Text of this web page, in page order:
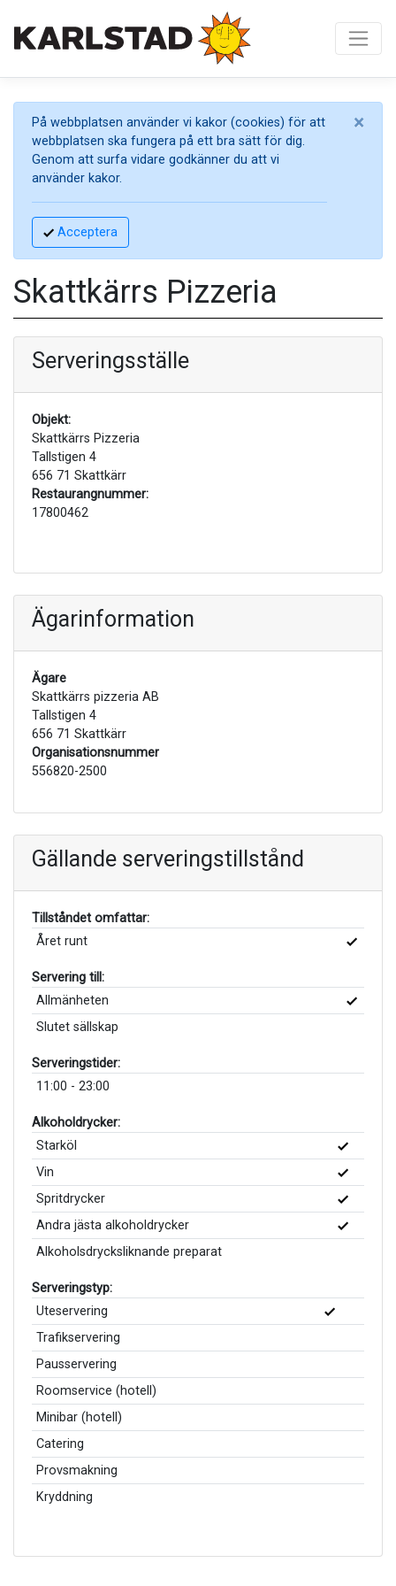
På webbplatsen använder vi kakor (cookies) för att
webbplatsen ska fungera på ett bra sätt för dig.
Genom att surfa vidare godkänner du att vi
använder kakor.
Acceptera
×
Skattkärrs Pizzeria
Serveringsställe
Objekt:
Skattkärrs Pizzeria
Tallstigen 4
656 71 Skattkärr
Restaurangnummer:
17800462
Ägarinformation
Ägare
Skattkärrs pizzeria AB
Tallstigen 4
656 71 Skattkärr
Organisationsnummer
556820-2500
Gällande serveringstillstånd
Tillståndet omfattar:
Året runt
Servering till:
Allmänheten
Slutet sällskap
Serveringstider:
11:00 - 23:00
Alkoholdrycker:
Starköl
Vin
Spritdrycker
Andra jästa alkoholdrycker
Alkoholsdrycksliknande preparat
Serveringstyp:
Uteservering
Trafikservering
Pausservering
Roomservice (hotell)
Minibar (hotell)
Catering
Provsmakning
Kryddning